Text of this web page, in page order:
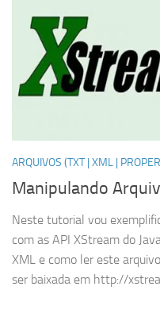
ARQUIVOS (TXT | XML |
Manipulando
Neste tutorial vou
com as API XStream do
XML e como ler este
ser baixada em http://